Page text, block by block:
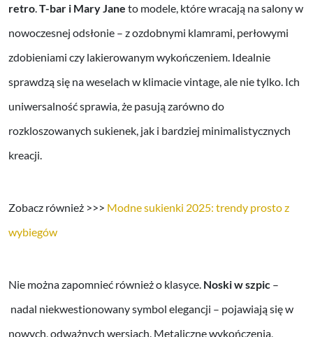
retro T-bar i Mary Jane to modele, które wracają na salony w
nowoczesnej odsłonie – z ozdobnymi klamrami, perłowymi
zdobieniami czy lakierowanym wykończeniem. Idealnie
sprawdzą się na weselach w klimacie vintage, ale nie tylko. Ich
uniwersalność sprawia, że pasują zarówno do
rozkloszowanych sukienek, jak i bardziej minimalistycznych
kreacji.
Zobacz również >>> Modne sukienki 2025: trendy prosto z
wybiegów
Nie można zapomnieć również o klasyce. Noski w szpic –
nadal niekwestionowany symbol elegancji – pojawiają się w
nowych, odważnych wersjach. Metaliczne wykończenia,